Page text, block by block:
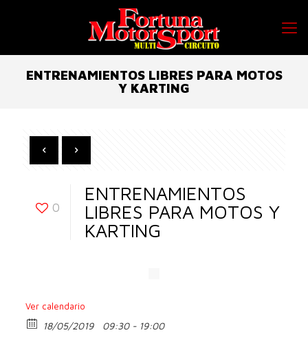
ENTRENAMIENTOS LIBRES PARA MOTOS
Y KARTING
0
ENTRENAMIENTOS
LIBRES PARA MOTOS Y
KARTING
Ver calendario
18/05/2019 09:30 - 19:00